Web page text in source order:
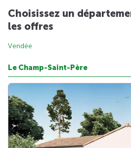
Choisissez un
les offres
Vendée
Le Champ-Saint-Père